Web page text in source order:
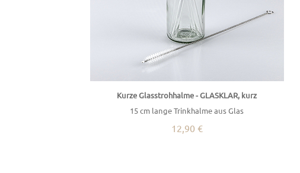
Kurze Glasstrohhalme - GLASKLAR, kurz
15 cm lange Trinkhalme aus Glas
12,90 €